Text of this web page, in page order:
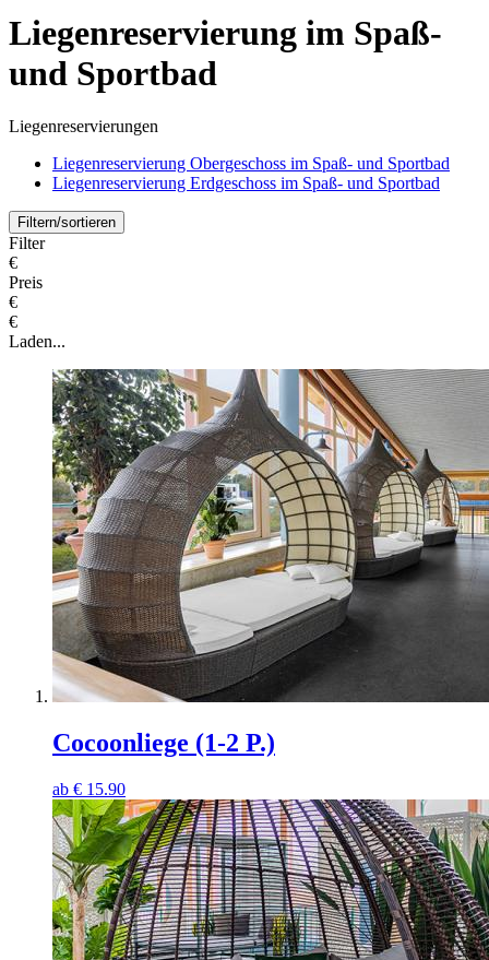
Liegenreservierung im Spaß-
und Sportbad
Liegenreservierungen
Liegenreservierung Obergeschoss im Spaß- und Sportbad
Liegenreservierung Erdgeschoss im Spaß- und Sportbad
Filtern/sortieren
Filter
€
Preis
€
€
Laden...
Cocoonliege (1-2 P.)
ab € 15.90